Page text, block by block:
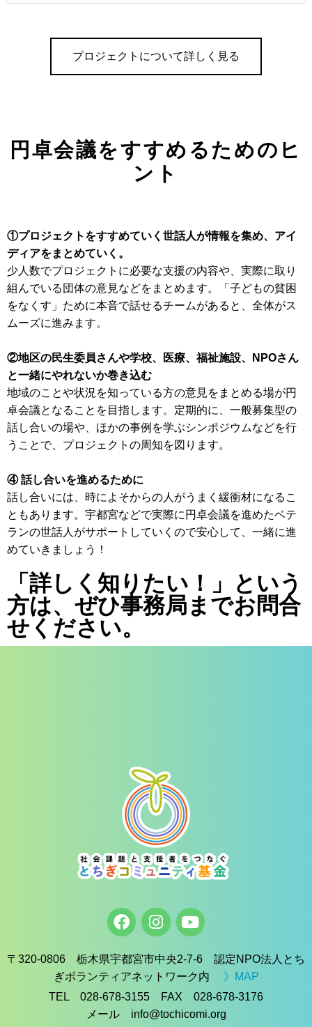
プロジェクトについて詳しく見る
円卓会議をすすめるためのヒ
ント
①プロジェクトをすすめていく世話人が情報を集め、アイ
ディアをまとめていく。
少人数でプロジェクトに必要な支援の内容や、実際に取り
組んでいる団体の意見などをまとめます。「子どもの貧困
をなくす」ために本音で話せるチームがあると、全体がス
ムーズに進みます。
②地区の民生委員さんや学校、医療、福祉施設、NPOさん
と一緒にやれないか巻き込む
地域のことや状況を知っている方の意見をまとめる場が円
卓会議となることを目指します。定期的に、一般募集型の
話し合いの場や、ほかの事例を学ぶシンポジウムなどを行
うことで、プロジェクトの周知を図ります。
④ 話し合いを進めるために
話し合いには、時によそからの人がうまく緩衝材になるこ
ともあります。宇都宮などで実際に円卓会議を進めたベテ
ランの世話人がサポートしていくので安心して、一緒に進
めていきましょう！
「詳しく知りたい！」という
方は、ぜひ事務局までお問合
せください。
〒320-0806 栃木県宇都宮市中央2-7-6 認定NPO法人とち
ぎボランティアネットワーク内 》MAP
TEL 028-678-3155 FAX 028-678-3176
メール info@tochicomi.org